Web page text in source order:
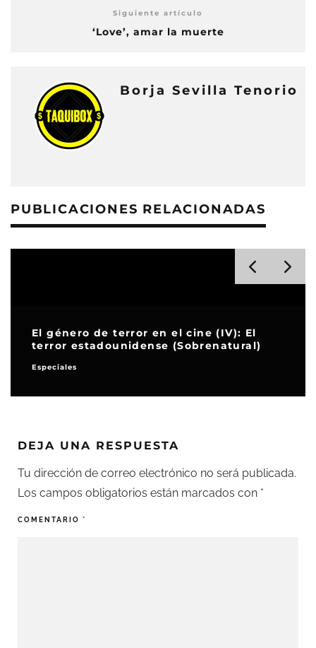
Siguiente artículo
‘Love’, amar la muerte
Borja Sevilla Tenorio
PUBLICACIONES RELACIONADAS
El género de terror en el cine (IV): El
terror estadounidense (Sobrenatural)
Especiales
DEJA UNA RESPUESTA
Tu dirección de correo electrónico no será publicada.
Los campos obligatorios están marcados con *
COMENTARIO *